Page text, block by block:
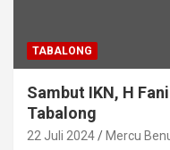
TABALONG
Sambut IKN, H
Tabalong
22 Juli 2024 Mercu